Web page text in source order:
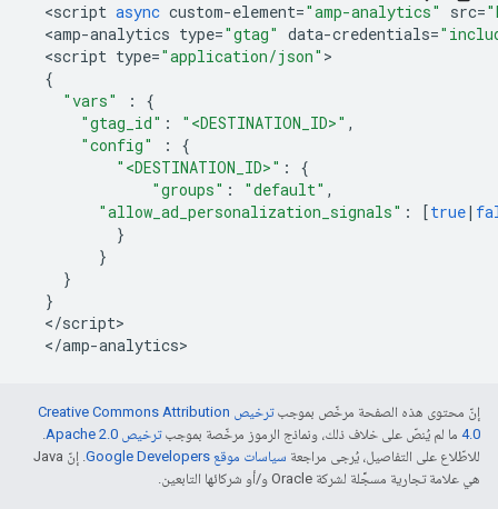
<script async custom-element="amp-analytics" src=
<amp-analytics type="gtag" data-credentials=
<script type="application/json"
{
"vars"
:
{
"gtag_id" : "<DESTINATION_ID>" ,
"config"
:
{
"<DESTINATION_ID>" :
{
"groups" : "default" ,
"allow_ad_personalization_signals" : [true|
}
}
}
}
</script
</amp-analytics
إنّ محتوى هذه الصفحة مرخّص بموجب
ترخيص Creative Commons Attribution
4.0‏ ما لم يُنصّ على خلاف ذلك، ونماذج الرموز مرخّصة بموجبترخيص Apache 2.0‏
.
للاطّلاع على التفاصيل، يُرجى مراجعة سياسات موقع Google Developers‏
. إنّ Java
هي علامة تجارية مسجَّلة لشركة Oracle و/أو شركائها التابعين.